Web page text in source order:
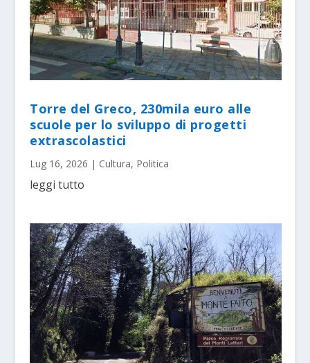
Torre del Greco, 230mila euro alle
scuole per lo sviluppo di progetti
extrascolastici
Lug 16, 2026 | Cultura, Politica
leggi tutto